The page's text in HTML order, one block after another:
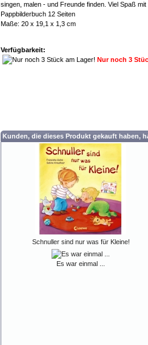
singen, malen - und Freunde finden. Viel Spaß
Pappbilderbuch 12 Seiten
Maße: 20 x 19,1 x 1,3 cm
Verfügbarkeit:
Nur noch 3
Kunden, die dieses Produkt gekauft haben,
Schnuller sind nur was für Kleine!
Es war einmal ...